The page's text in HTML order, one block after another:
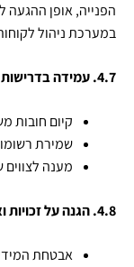
הפנייה, אופן
במערכת ניהול
4.7. עמידה בדרישות הדין
קיום חובות
שמירת
מענה לצווים
4.8. הגנה על זכויות ואינטרסים
אבטחת